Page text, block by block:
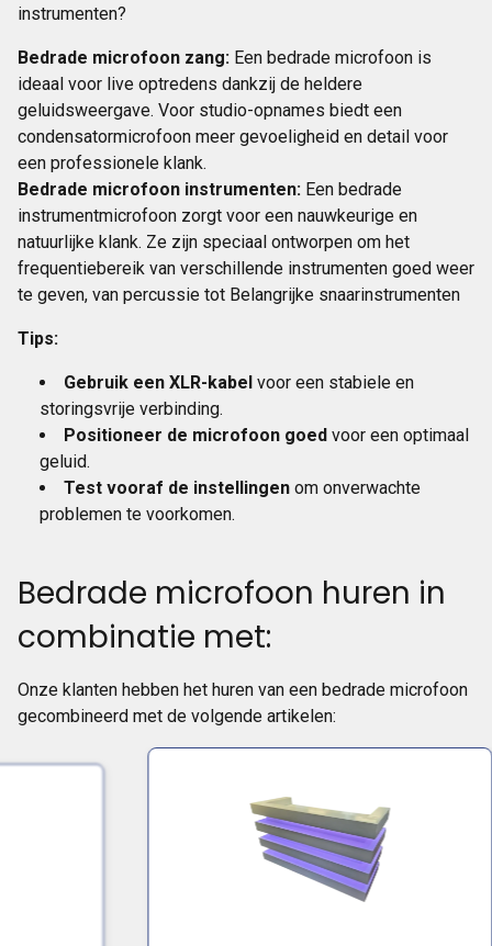
instrumenten?
Bedrade microfoon zang: Een bedrade microfoon is
ideaal voor live optredens dankzij de heldere
geluidsweergave. Voor studio-opnames biedt een
condensatormicrofoon meer gevoeligheid en detail voor
een professionele klank.
Bedrade microfoon instrumenten: Een bedrade
instrumentmicrofoon zorgt voor een nauwkeurige en
natuurlijke klank. Ze zijn speciaal ontworpen om het
frequentiebereik van verschillende instrumenten goed weer
te geven, van percussie tot Belangrijke snaarinstrumenten
Tips:
Gebruik een XLR-kabel voor een stabiele en
storingsvrije verbinding.
Positioneer de microfoon goed voor een optimaal
geluid.
Test vooraf de instellingen om onverwachte
problemen te voorkomen.
Bedrade microfoon huren in
combinatie met:
Onze klanten hebben het huren van een bedrade microfoon
gecombineerd met de volgende artikelen: